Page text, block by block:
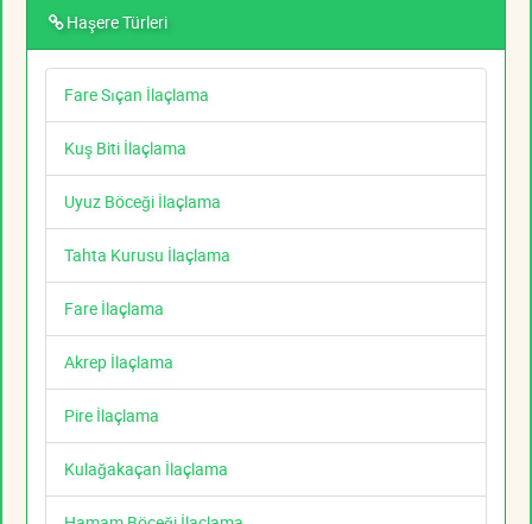
Haşere Türleri
Fare Sıçan İlaçlama
Kuş Biti İlaçlama
Uyuz Böceği İlaçlama
Tahta Kurusu İlaçlama
Fare İlaçlama
Akrep İlaçlama
Pire İlaçlama
Kulağakaçan İlaçlama